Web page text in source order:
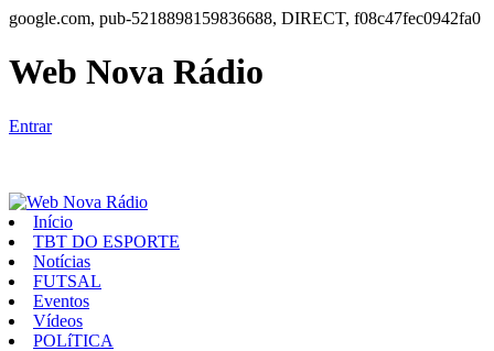
google.com, pub-5218898159836688, DIRECT, f08c47fec0942fa0
Web Nova Rádio
Entrar
Início
TBT DO ESPORTE
Notícias
FUTSAL
Eventos
Vídeos
POLíTICA